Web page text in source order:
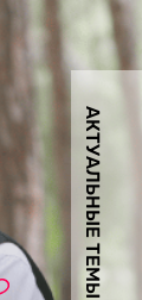
АКТУАЛЬНЫЕ ТЕМЫ